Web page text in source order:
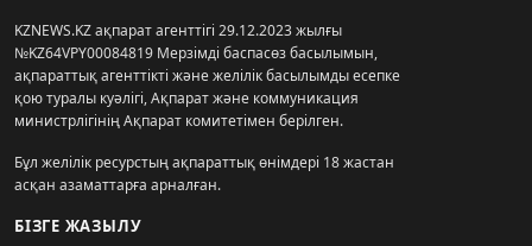
KZNEWS.KZ ақпарат агенттігі 29.12.2023 жылғы
№KZ64VPY00084819 Мерзімді баспасөз басылымын,
ақпараттық агенттікті және желілік басылымды есепке
қою туралы куәлігі, Ақпарат және коммуникация
министрлігінің Ақпарат комитетімен берілген.
Бұл желілік ресурстың ақпараттық өнімдері 18 жастан
асқан азаматтарға арналған.
БІЗГЕ ЖАЗЫЛУ